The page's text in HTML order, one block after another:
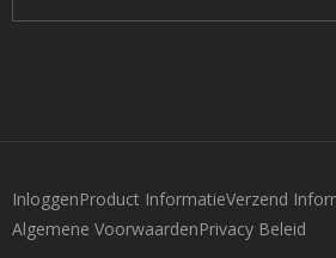
InloggenProduct InformatieVerzend
Algemene VoorwaardenPrivacy Beleid